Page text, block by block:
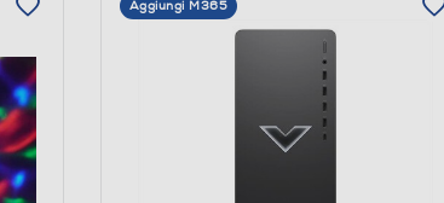
Aggiungi M365